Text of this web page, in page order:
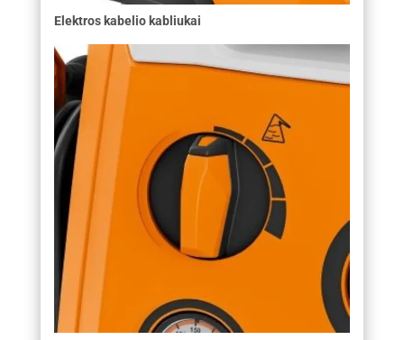
Elektros kabelio kabliukai